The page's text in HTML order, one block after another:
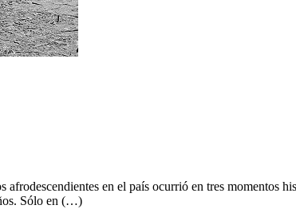
en el país ocurrió en tres momentos
Sólo en (…)